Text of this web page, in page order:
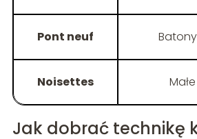
Pont neuf
Noisettes
Jak dobrać technikę